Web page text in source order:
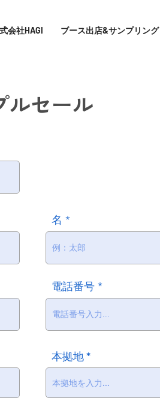
会社HAGI ブース出店&サンプリング
ルセール
名
電話番号
本拠地